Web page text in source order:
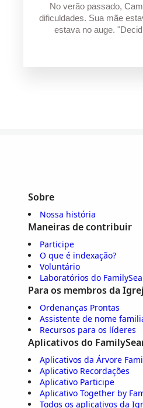
No verão passado,
dificuldades. Sua mãe
estava no auge.